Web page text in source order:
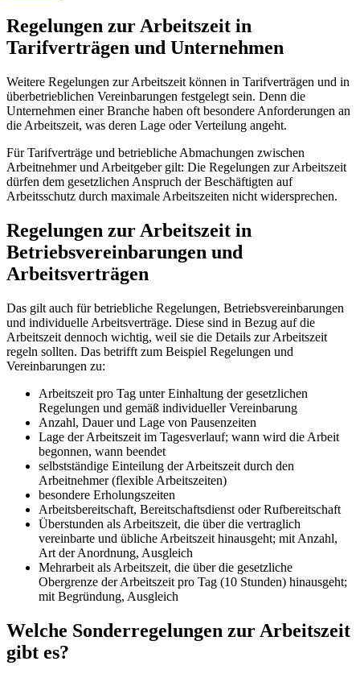
Regelungen zur Arbeitszeit in
Tarifverträgen und Unternehmen
Weitere Regelungen zur Arbeitszeit können in Tarifverträgen und in
überbetrieblichen Vereinbarungen festgelegt sein. Denn die
Unternehmen einer Branche haben oft besondere Anforderungen an
die Arbeitszeit, was deren Lage oder Verteilung angeht.
Für Tarifverträge und betriebliche Abmachungen zwischen
Arbeitnehmer und Arbeitgeber gilt: Die Regelungen zur Arbeitszeit
dürfen dem gesetzlichen Anspruch der Beschäftigten auf
Arbeitsschutz durch maximale Arbeitszeiten nicht widersprechen.
Regelungen zur Arbeitszeit in
Betriebsvereinbarungen und
Arbeitsverträgen
Das gilt auch für betriebliche Regelungen, Betriebsvereinbarungen
und individuelle Arbeitsverträge. Diese sind in Bezug auf die
Arbeitszeit dennoch wichtig, weil sie die Details zur Arbeitszeit
regeln sollten. Das betrifft zum Beispiel Regelungen und
Vereinbarungen zu:
Arbeitszeit pro Tag unter Einhaltung der gesetzlichen
Regelungen und gemäß individueller Vereinbarung
Anzahl, Dauer und Lage von Pausenzeiten
Lage der Arbeitszeit im Tagesverlauf; wann wird die Arbeit
begonnen, wann beendet
selbstständige Einteilung der Arbeitszeit durch den
Arbeitnehmer (flexible Arbeitszeiten)
besondere Erholungszeiten
Arbeitsbereitschaft, Bereitschaftsdienst oder Rufbereitschaft
Überstunden als Arbeitszeit, die über die vertraglich
vereinbarte und übliche Arbeitszeit hinausgeht; mit Anzahl,
Art der Anordnung, Ausgleich
Mehrarbeit als Arbeitszeit, die über die gesetzliche
Obergrenze der Arbeitszeit pro Tag (10 Stunden) hinausgeht;
mit Begründung, Ausgleich
Welche Sonderregelungen zur Arbeitszeit
gibt es?